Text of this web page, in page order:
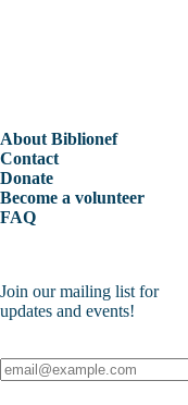
About Biblionef
Contact
Donate
Become a volunteer
FAQ
Join our mailing list for
updates and events!